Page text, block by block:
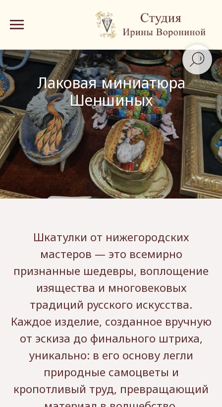
Лаковая миниатюра
Шеншиных
Шкатулки от нижегородских
мастеров — это всемирно
признанные шедевры, воплощение
изящества и многовековых
традиций русского искусства.
Каждое изделие, созданное вручную
от эскиза до финального штриха,
уникально: в его основу легли
природные самоцветы и
кропотливый труд, превращающий